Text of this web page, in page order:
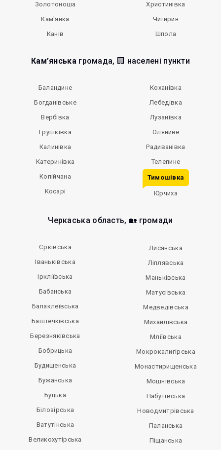
Золотоноша
Кам'янка
Канів
Христинівка
Чигирин
Шпола
Кам’янськагромада, 🏢 населені пункти
Баландине
Богданівське
Вербівка
Грушківка
Калинівка
Катеринівка
Копійчана
Косарі
Коханівка
Лебедівка
Лузанівка
Олянине
Радиванівка
Телепине
Тимошівка
Юрчиха
Черкаська область, 🏡 громади
Єрківська
Іваньківська
Іркліївська
Бабанська
Балаклеївська
Баштечківська
Березняківська
Бобрицька
Будищенська
Бужанська
Буцька
Білозірська
Ватутінська
Великохутірська
Лисянська
Ліплявська
Маньківська
Матусівська
Медведівська
Михайлівська
Мліївська
Мокрокалигірська
Монастирищенська
Мошнівська
Набутівська
Новодмитрівська
Паланська
Піщанська